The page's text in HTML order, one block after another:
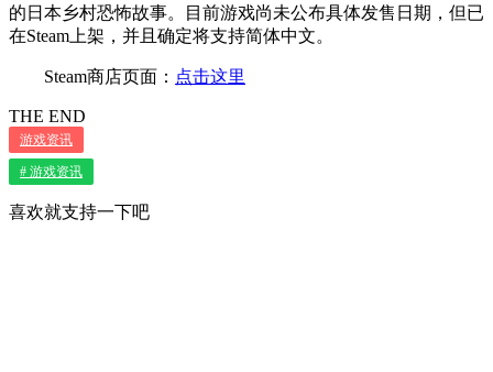
的日本乡村恐怖故事。目前游戏尚未公布具体发售日期，但已
在Steam上架，并且确定将支持简体中文。
Steam商店页面： 点击这里
THE END
游戏资讯
# 游戏资讯
喜欢就支持一下吧